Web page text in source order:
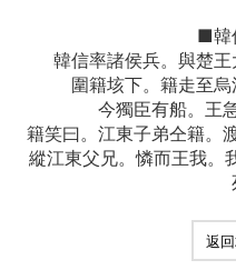
■韓
韓信率諸侯兵。與楚王
圍籍垓下。籍走至烏
今獨臣有船。王
籍笑曰。江東子弟仝籍。
縱江東父兄。憐而王我。
返